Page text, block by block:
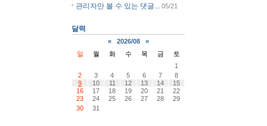
관리자만 볼 수 있는 댓글... 05/21
달력
« 2026/08
»
일
월 화 수 목 금
토
1
2
3 4 5 6 7
8
9
10 11 12 13 14
15
16
17 18 19 20 21
22
23
24 25 26 27 28
29
30
31